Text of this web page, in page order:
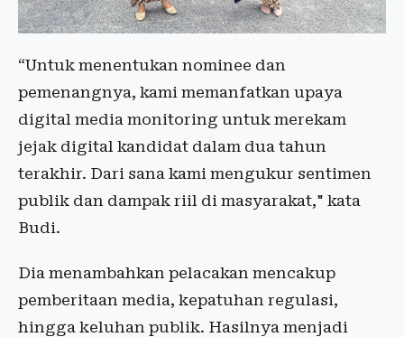
“Untuk menentukan nominee dan
pemenangnya, kami memanfatkan upaya
digital media monitoring untuk merekam
jejak digital kandidat dalam dua tahun
terakhir. Dari sana kami mengukur sentimen
publik dan dampak riil di masyarakat," kata
Budi.
Dia menambahkan pelacakan mencakup
pemberitaan media, kepatuhan regulasi,
hingga keluhan publik. Hasilnya menjadi